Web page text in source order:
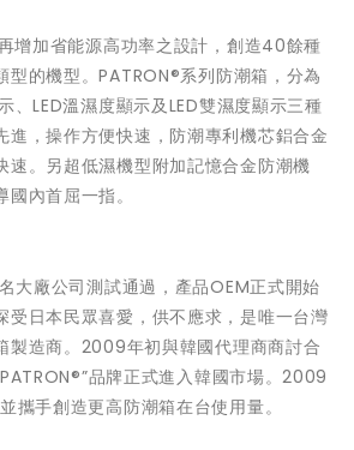
增加省能源高功率之設計，創造40餘種
型的機型。PATRON®系列防潮箱，分為
、LED溫濕度顯示及LED雙濕度顯示三種
進，操作方便快速，防潮專利機芯鋁合金
速。另超低濕機型附加記憶合金防潮機
內首屈一指。
大廠公司測試通過，產品OEM正式開始
受日本民眾喜愛，供不應求，是唯一台灣
製造商。2009年初與韓國代理商商討合
品牌正式進入韓國市場。2009
攜手創造更高防潮箱在台使用量。